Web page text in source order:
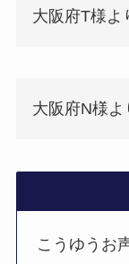
大阪府T様よ
大阪府N様よ
こうゆうお